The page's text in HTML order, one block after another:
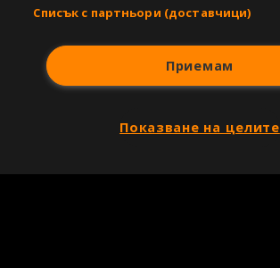
Списък с партньори (доставчици)
Приемам
Показване на целите